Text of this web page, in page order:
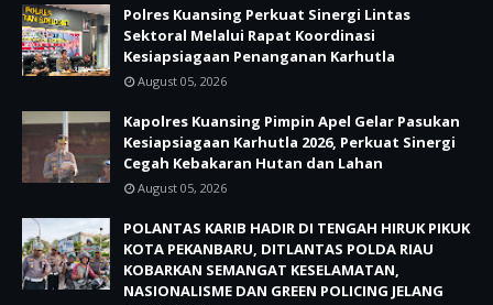
Polres Kuansing Perkuat Sinergi Lintas
Sektoral Melalui Rapat Koordinasi
Kesiapsiagaan Penanganan Karhutla
August 05, 2026
Kapolres Kuansing Pimpin Apel Gelar Pasukan
Kesiapsiagaan Karhutla 2026, Perkuat Sinergi
Cegah Kebakaran Hutan dan Lahan
August 05, 2026
POLANTAS KARIB HADIR DI TENGAH HIRUK PIKUK
KOTA PEKANBARU, DITLANTAS POLDA RIAU
KOBARKAN SEMANGAT KESELAMATAN,
NASIONALISME DAN GREEN POLICING JELANG